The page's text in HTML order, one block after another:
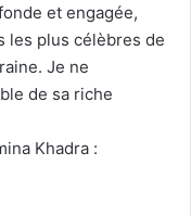
et engagée,
les plus célèbres de
Je ne
de sa riche
Khadra :